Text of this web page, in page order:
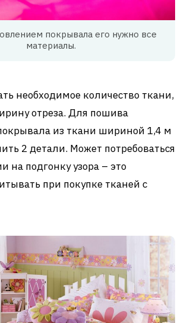
покрывала его нужно все
материалы.
необходимое количество ткани,
отреза. Для пошива
из ткани шириной 1,4 м
2 детали. Может потребоваться
на подгонку узора – это
при покупке тканей с